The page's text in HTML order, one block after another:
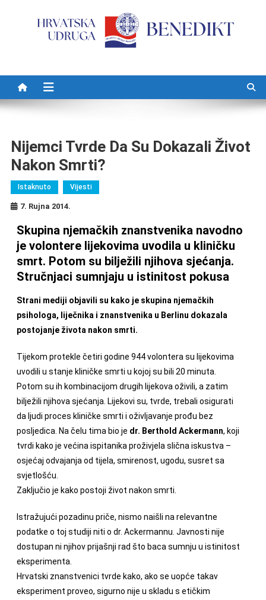
Nijemci Tvrde Da Su Dokazali Život
Nakon Smrti?
Istaknuto Vijesti
7. Rujna 2014.
Skupina njemačkih znanstvenika navodno
je volontere lijekovima uvodila u kliničku
smrt. Potom su bilježili njihova sjećanja.
Stručnjaci sumnjaju u istinitost pokusa
Strani mediji objavili su kako je skupina njemačkih
psihologa, liječnika i znanstvenika u Berlinu dokazala
postojanje života nakon smrti.
Tijekom protekle četiri godine 944 volontera su lijekovima
uvodili u stanje kliničke smrti u kojoj su bili 20 minuta.
Potom su ih kombinacijom drugih lijekova oživili, a zatim
bilježili njihova sjećanja. Lijekovi su, tvrde, trebali osigurati
da ljudi proces kliničke smrti i oživljavanje prođu bez
posljedica. Na čelu tima bio je dr. Berthold Ackermann, koji
tvrdi kako je većina ispitanika proživjela slična iskustva –
osjećaj odvajanja od tijela, smirenost, ugodu, susret sa
svjetlošću.
Zaključio je kako postoji život nakon smrti.
Istražujući pozadinu priče, nismo naišli na relevantne
podatke o toj studiji niti o dr. Ackermannu. Javnosti nije
dostupan ni njihov prijašnji rad što baca sumnju u istinitost
eksperimenta.
Hrvatski znanstvenici tvrde kako, ako se uopće takav
eksperiment proveo, sigurno nije u skladu s etičkim